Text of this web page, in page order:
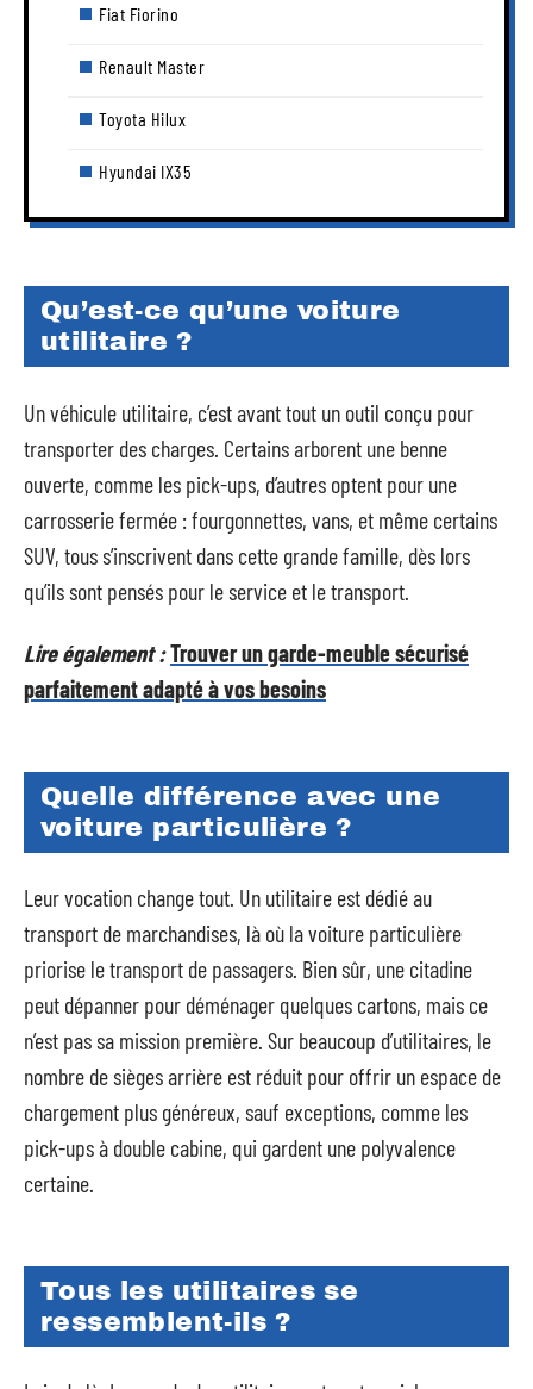
Fiat Fiorino
Renault Master
Toyota Hilux
Hyundai IX35
Qu’est-ce qu’une voiture
utilitaire ?
Un véhicule utilitaire, c’est avant tout un outil conçu pour
transporter des charges. Certains arborent une benne
ouverte, comme les pick-ups, d’autres optent pour une
carrosserie fermée : fourgonnettes, vans, et même certains
SUV, tous s’inscrivent dans cette grande famille, dès lors
qu’ils sont pensés pour le service et le transport.
Lire également :Trouver un garde-meuble sécurisé
parfaitement adapté à vos besoins
Quelle différence avec une
voiture particulière ?
Leur vocation change tout. Un utilitaire est dédié au
transport de marchandises, là où la voiture particulière
priorise le transport de passagers. Bien sûr, une citadine
peut dépanner pour déménager quelques cartons, mais ce
n’est pas sa mission première. Sur beaucoup d’utilitaires, le
nombre de sièges arrière est réduit pour offrir un espace de
chargement plus généreux, sauf exceptions, comme les
pick-ups à double cabine, qui gardent une polyvalence
certaine.
Tous les utilitaires se
ressemblent-ils ?